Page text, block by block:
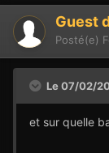
Guest
Posté(e)
Le 07/02/
et sur quelle